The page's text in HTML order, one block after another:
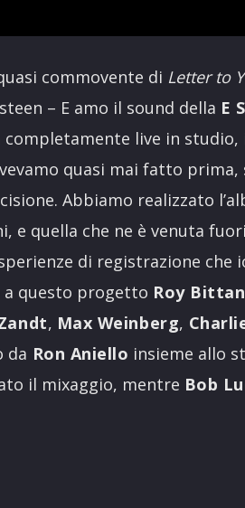
commovente di Letter to
– E amo il sound della E
completamente live in studio,
quasi mai fatto prima,
Abbiamo realizzato
e quella che ne è venuta
di registrazione che
a questo progetto Roy Bittan
, Max Weinberg,
da Ron Aniello insieme allo
il mixaggio, mentre Bob